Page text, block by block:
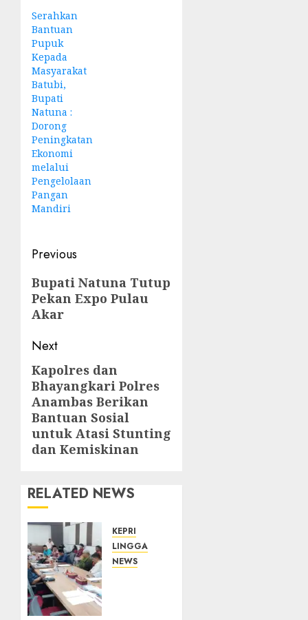
Serahkan
Bantuan
Pupuk
Kepada
Masyarakat
Batubi,
Bupati
Natuna :
Dorong
Peningkatan
Ekonomi
melalui
Pengelolaan
Pangan
Mandiri
Post
navigation
Previous
Previous
post:
Bupati Natuna Tutup
Pekan Expo Pulau
Akar
Next
Next
post:
Kapolres dan
Bhayangkari Polres
Anambas Berikan
Bantuan Sosial
untuk Atasi Stunting
dan Kemiskinan
RELATED NEWS
KEPRI
LINGGA
NEWS